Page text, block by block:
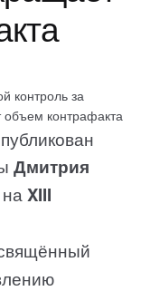
Дмитрия
XIII